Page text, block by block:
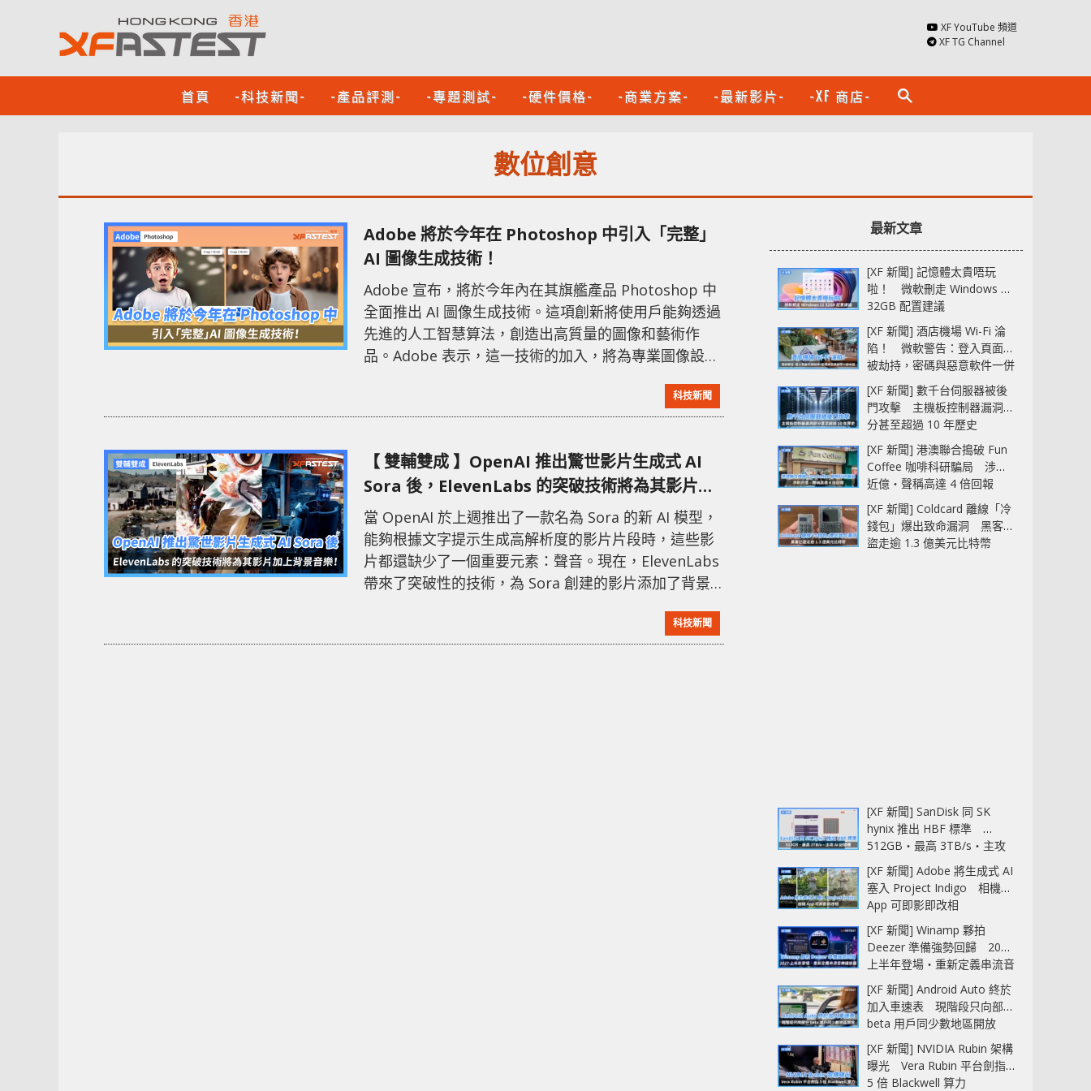
XF YouTube 頻道
XF TG Channel
首頁 -科技新聞- -產品評測- -專題測試- -硬件價格- -商業方案- -最新影片- -XF 商店- search
數位創意
Adobe 將於今年在 Photoshop 中引入「完整」
AI 圖像生成技術！
Adobe 宣布，將於今年內在其旗艦產品 Photoshop 中
全面推出 AI 圖像生成技術。這項創新將使用戶能夠透過
先進的人工智慧算法，創造出高質量的圖像和藝術作
品。Adobe 表示，這一技術的加入，將為專業圖像設計
產品經理在一次技術發表會上提到，這項 AI 技術不僅能
生成全新的圖像，還能根據用戶的具體需求進行調整和
持用戶將現有的照片或圖像進行深度定制和創意修改。
這項技術的引入
科技新聞
【 雙輔雙成 】OpenAI 推出驚世影片生成式 AI
Sora 後，ElevenLabs 的突破技術將為其影片加
上背景音樂！
當 OpenAI 於上週推出了一款名為 Sora 的新 AI 模型，
能夠根據文字提示生成高解析度的影片片段時，這些影
片都還缺少了一個重要元素：聲音。現在，ElevenLabs
帶來了突破性的技術，為 Sora 創建的影片添加了背景
前 Palantir 部署策略師 Mati Staniszewski 於 2022 年
共同創辦的 AI 語音克隆初創公司 ElevenLabs，已經推
科技新聞
最新文章
[XF 新聞] 記憶體太貴唔玩
啦！ 微軟刪走 Windows 11
32GB 配置建議
[XF 新聞] 酒店機場 Wi-Fi 淪
陷！ 微軟警告：登入頁面可
被劫持，密碼與惡意軟件一併
中招
[XF 新聞] 數千台伺服器被後
門攻擊 主機板控制器漏洞部
分甚至超過 10 年歷史
[XF 新聞] 港澳聯合搗破 Fun
Coffee 咖啡科研騙局 涉款
近億‧聲稱高達 4 倍回報
[XF 新聞] Coldcard 離線「冷
錢包」爆出致命漏洞 黑客已
盜走逾 1.3 億美元比特幣
[XF 新聞] SanDisk 同 SK
hynix 推出 HBF 標準
512GB‧最高 3TB/s‧主攻
AI 記憶體
[XF 新聞] Adobe 將生成式 AI
塞入 Project Indigo 相機
App 可即影即改相
[XF 新聞] Winamp 夥拍
Deezer 準備強勢回歸 2027
上半年登場‧重新定義串流音
樂播放器
[XF 新聞] Android Auto 終於
加入車速表 現階段只向部分
beta 用戶同少數地區開放
[XF 新聞] NVIDIA Rubin 架構
曝光 Vera Rubin 平台劍指
5 倍 Blackwell 算力